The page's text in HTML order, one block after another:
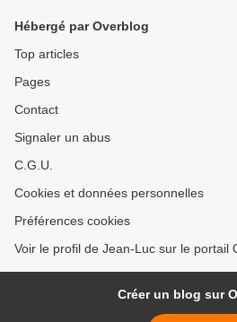
Hébergé par Overblog
Top articles
Pages
Contact
Signaler un abus
C.G.U.
Cookies et données personnelles
Préférences cookies
Voir le profil de Jean-Luc sur le portail
Créer un blog sur